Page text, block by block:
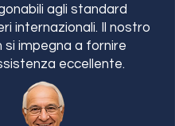
agli standard
internazionali. Il nostro
si impegna a fornire
eccellente.